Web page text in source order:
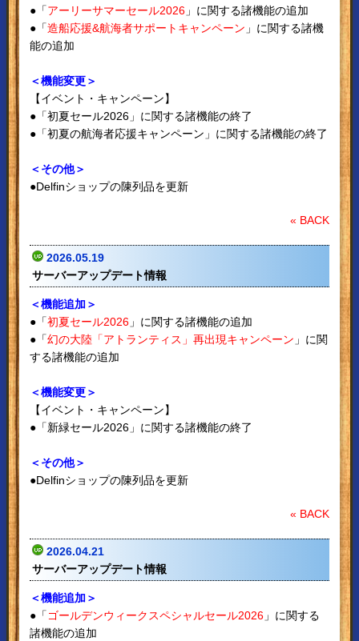
●「アーリーサマーセール2026」に関する諸機能の追加
●「造船応援&航海者サポートキャンペーン 」に関する諸機
能の追加
＜機能変更＞
【イベント・キャンペーン】
●「初夏セール2026」に関する諸機能の終了
●「初夏の航海者応援キャンペーン」に関する諸機能の終了
＜その他＞
●Delfinショップの陳列品を更新
« BACK
2026.05.19
サーバーアップデート情報
＜機能追加＞
●「初夏セール2026」に関する諸機能の追加
●「幻の大陸「アトランティス」再出現キャンペーン 」に関
する諸機能の追加
＜機能変更＞
【イベント・キャンペーン】
●「新緑セール2026」に関する諸機能の終了
＜その他＞
●Delfinショップの陳列品を更新
« BACK
2026.04.21
サーバーアップデート情報
＜機能追加＞
●「 ゴールデンウィークスペシャルセール2026」に関する
諸機能の追加